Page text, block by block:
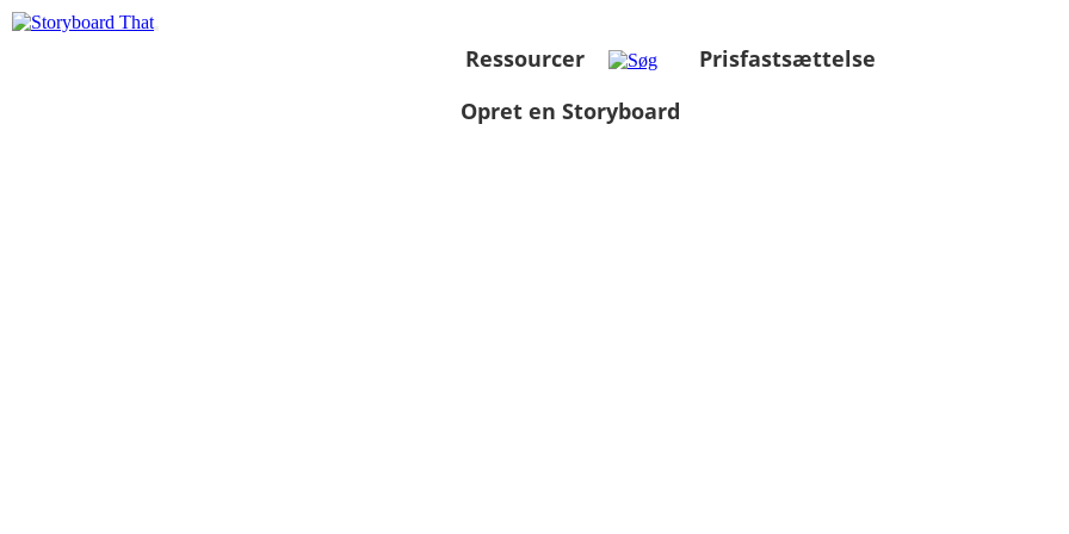
Ressourcer
Prisfastsættelse
Opret en Storyboard